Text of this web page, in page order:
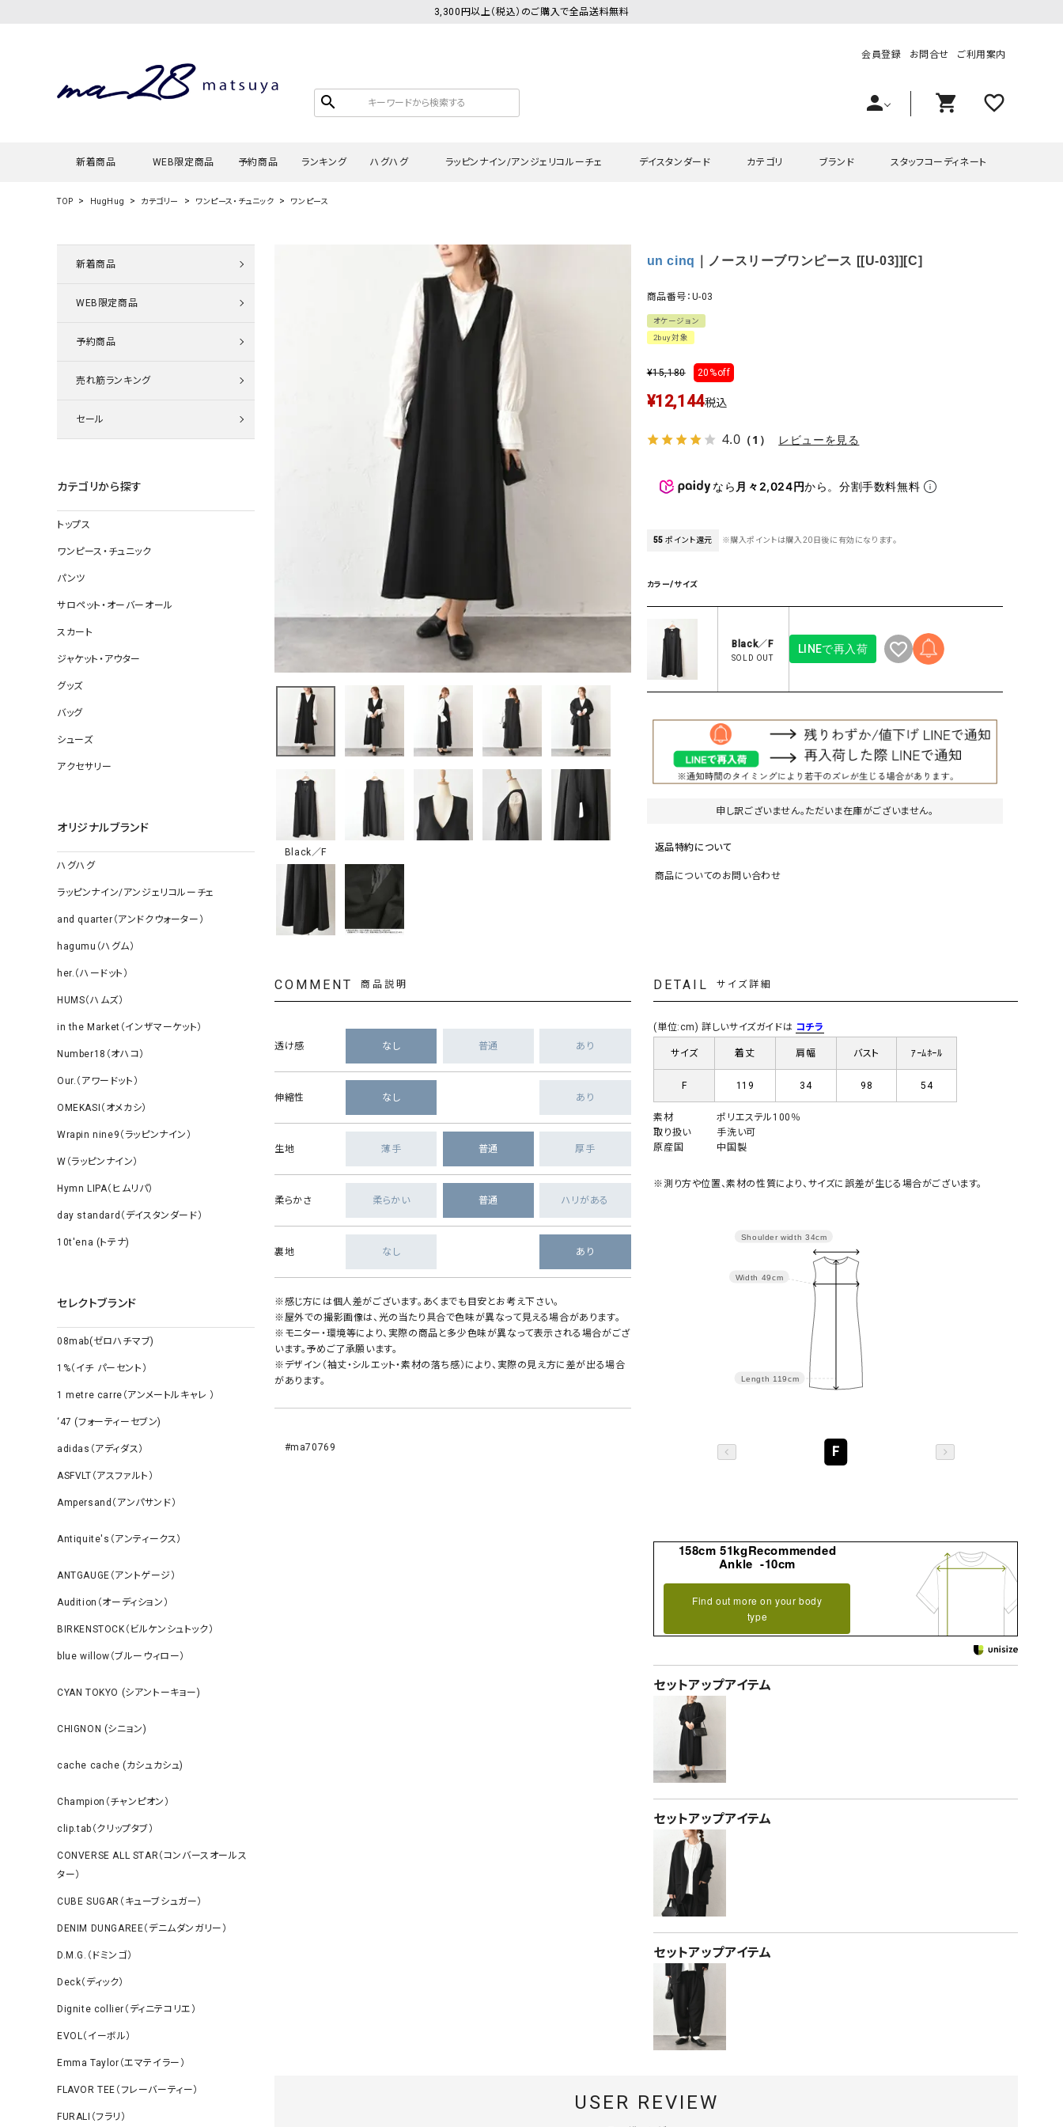
3,300円以上（税込）のご購入で全品送料無料
search
会員登録 お問合せ ご利用案内
person shopping_cart favorite_outline
新着商品 WEB限定商品 予約商品 ランキング ハグハグ
その他スカート
すべて見る
帽子
ソックス
その他雑貨
ラッピンナイン/アンジェリコルーチェ
シャツ・ブラウス
カーディガン
タンクトップ・キャミソール
デニムパンツ
その他のパンツ
ロング・マキシ丈
ジャケット
コート
その他アウター
すべて見る
デイスタンダード
カーディガン・ベスト
スウェット・パーカー
チュニック
その他スカート
帽子
ソックス・その他雑貨
カテゴリ
ワンピース・チュニック
サロペット・オーバーオール
スカート
ジャケット・アウター
ワンピース・チュニック
ジャケット・アウター
ブランド
ラッピンナイン/アンジェリコルーチェ
08mab(ゼロハチマブ)
1 metre carre（アンメートルキャレ ）
ASFVLT（アスファルト）
リー）
Audition（オーディション）
ORDINARY FITS（オーディ
blue willow（ブルーウィロー）
EVOL（イーボル）
Emma Taylor（エマテイラー）
FLAVOR TEE（フレーバーティー）
GO TO HOLLYWOOD（ゴートゥーハリウ
ッド）
GAIMO（ガイモ）
UNIVERSAL OVERALL（
（ｇ） （グラム）
Gives a sense of fullment
HUNTER（ハンター）
ILIMA（イリマ）
スタッフコーディネート
TOP HugHug カテゴリー ワンピース・チュニック ワンピース
新着商品
WEB限定商品
予約商品
売れ筋ランキング
セール
カテゴリから探す
トップス
ワンピース・チュニック
パンツ
サロペット・オーバーオール
スカート
ジャケット・アウター
グッズ
バッグ
シューズ
アクセサリー
オリジナルブランド
ハグハグ
ラッピンナイン/アンジェリコルーチェ
and quarter（アンドクウォーター）
hagumu（ハグム）
her.（ハードット）
HUMS（ハムズ）
in the Market（インザマーケット）
Number18（オハコ）
Our.（アワードット）
OMEKASI（オメカシ）
Wrapin nine9（ラッピンナイン）
W（ラッピンナイン）
Hymn LIPA（ヒムリパ）
day standard（デイスタンダード）
10t'ena (トテナ)
セレクトブランド
08mab(ゼロハチマブ)
1%（イチ パーセント）
1 metre carre（アンメートルキャレ ）
‘47 (フォーティーセブン)
adidas（アディダス）
ASFVLT（アスファルト）
Ampersand（アンパサンド）
Antiquite's（アンティークス）
ANTGAUGE（アントゲージ）
Audition（オーディション）
BIRKENSTOCK（ビルケンシュトック）
blue willow（ブルーウィロー）
CYAN TOKYO (シアントーキョー)
CHIGNON (シニョン)
cache cache (カシュカシュ)
Champion（チャンピオン）
clip.tab（クリップタブ）
CONVERSE ALL STAR（コンバースオールス
ター）
CUBE SUGAR（キューブシュガー）
DENIM DUNGAREE（デニムダンガリー）
D.M.G.（ドミンゴ）
Deck（ディック）
Dignite collier（ディニテコリエ）
EVOL（イーボル）
Emma Taylor（エマテイラー）
FLAVOR TEE（フレーバーティー）
FURALI（フラリ）
Black／F
un cinq ｜ノースリーブワンピース [[U-03]][C]
商品番号：U-03
オケージョン
2buy対象
¥15,180 20%off
¥12,144税込
4.0 （1） レビューを見る
なら 月々2,024円から。分割手数料無料
55 ポイント還元 ※購入ポイントは購入20日後に有効になります。
カラー/サイズ
Black／F
SOLD OUT
LINEで再入荷
申し訳ございません。ただいま在庫がございません。
返品特約について
商品についてのお問い合わせ
COMMENT 商品説明
透け感 なし 普通 あり
伸縮性 なし あり
生地 薄手 普通 厚手
柔らかさ 柔らかい 普通 ハリがある
裏地 なし あり
※感じ方には個人差がございます。あくまでも目安とお考え下さい。
※屋外での撮影画像は、光の当たり具合で色味が異なって見える場合があります。
※モニター・環境等により、実際の商品と多少色味が異なって表示される場合がござ
います。予めご了承願います。
※デザイン（袖丈・シルエット・素材の落ち感）により、実際の見え方に差が出る場合
があります。
#ma70769
DETAIL サイズ詳細
(単位:cm) 詳しいサイズガイドは コチラ
サイズ 着丈 肩幅 バスト ｱｰﾑﾎｰﾙ
F 119 34 98 54
素材
ポリエステル100％
取り扱い
手洗い可
原産国
中国製
※測り方や位置、素材の性質により、サイズに誤差が生じる場合がございます。
Length 119cm
Width 49cm
Shoulder width 34cm
F
158cm 51kgRecommended
Ankle -10cm
Find out more on your body
type
セットアップアイテム
セットアップアイテム
セットアップアイテム
USER REVIEW